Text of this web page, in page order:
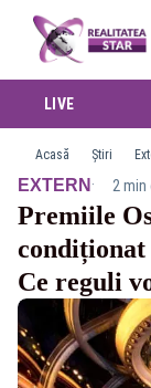
LIVE
Acasă Știri
EXTERN · 2 min
Premiile
Ce reguli